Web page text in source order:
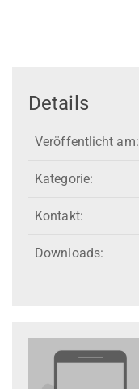
Details
Veröffentlicht am:
Kategorie:
Kontakt:
Downloads: